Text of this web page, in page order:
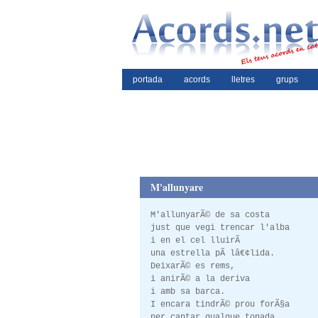
portada acords lletres grups
M'allunyare
M'allunyarÃ© de sa costa
just que vegi trencar l'alba
i en el cel lluirÃ
una estrella pÃ lâ€¢lida.
DeixarÃ© es rems,
i anirÃ© a la deriva
i amb sa barca.
I encara tindrÃ© prou forÃ§a